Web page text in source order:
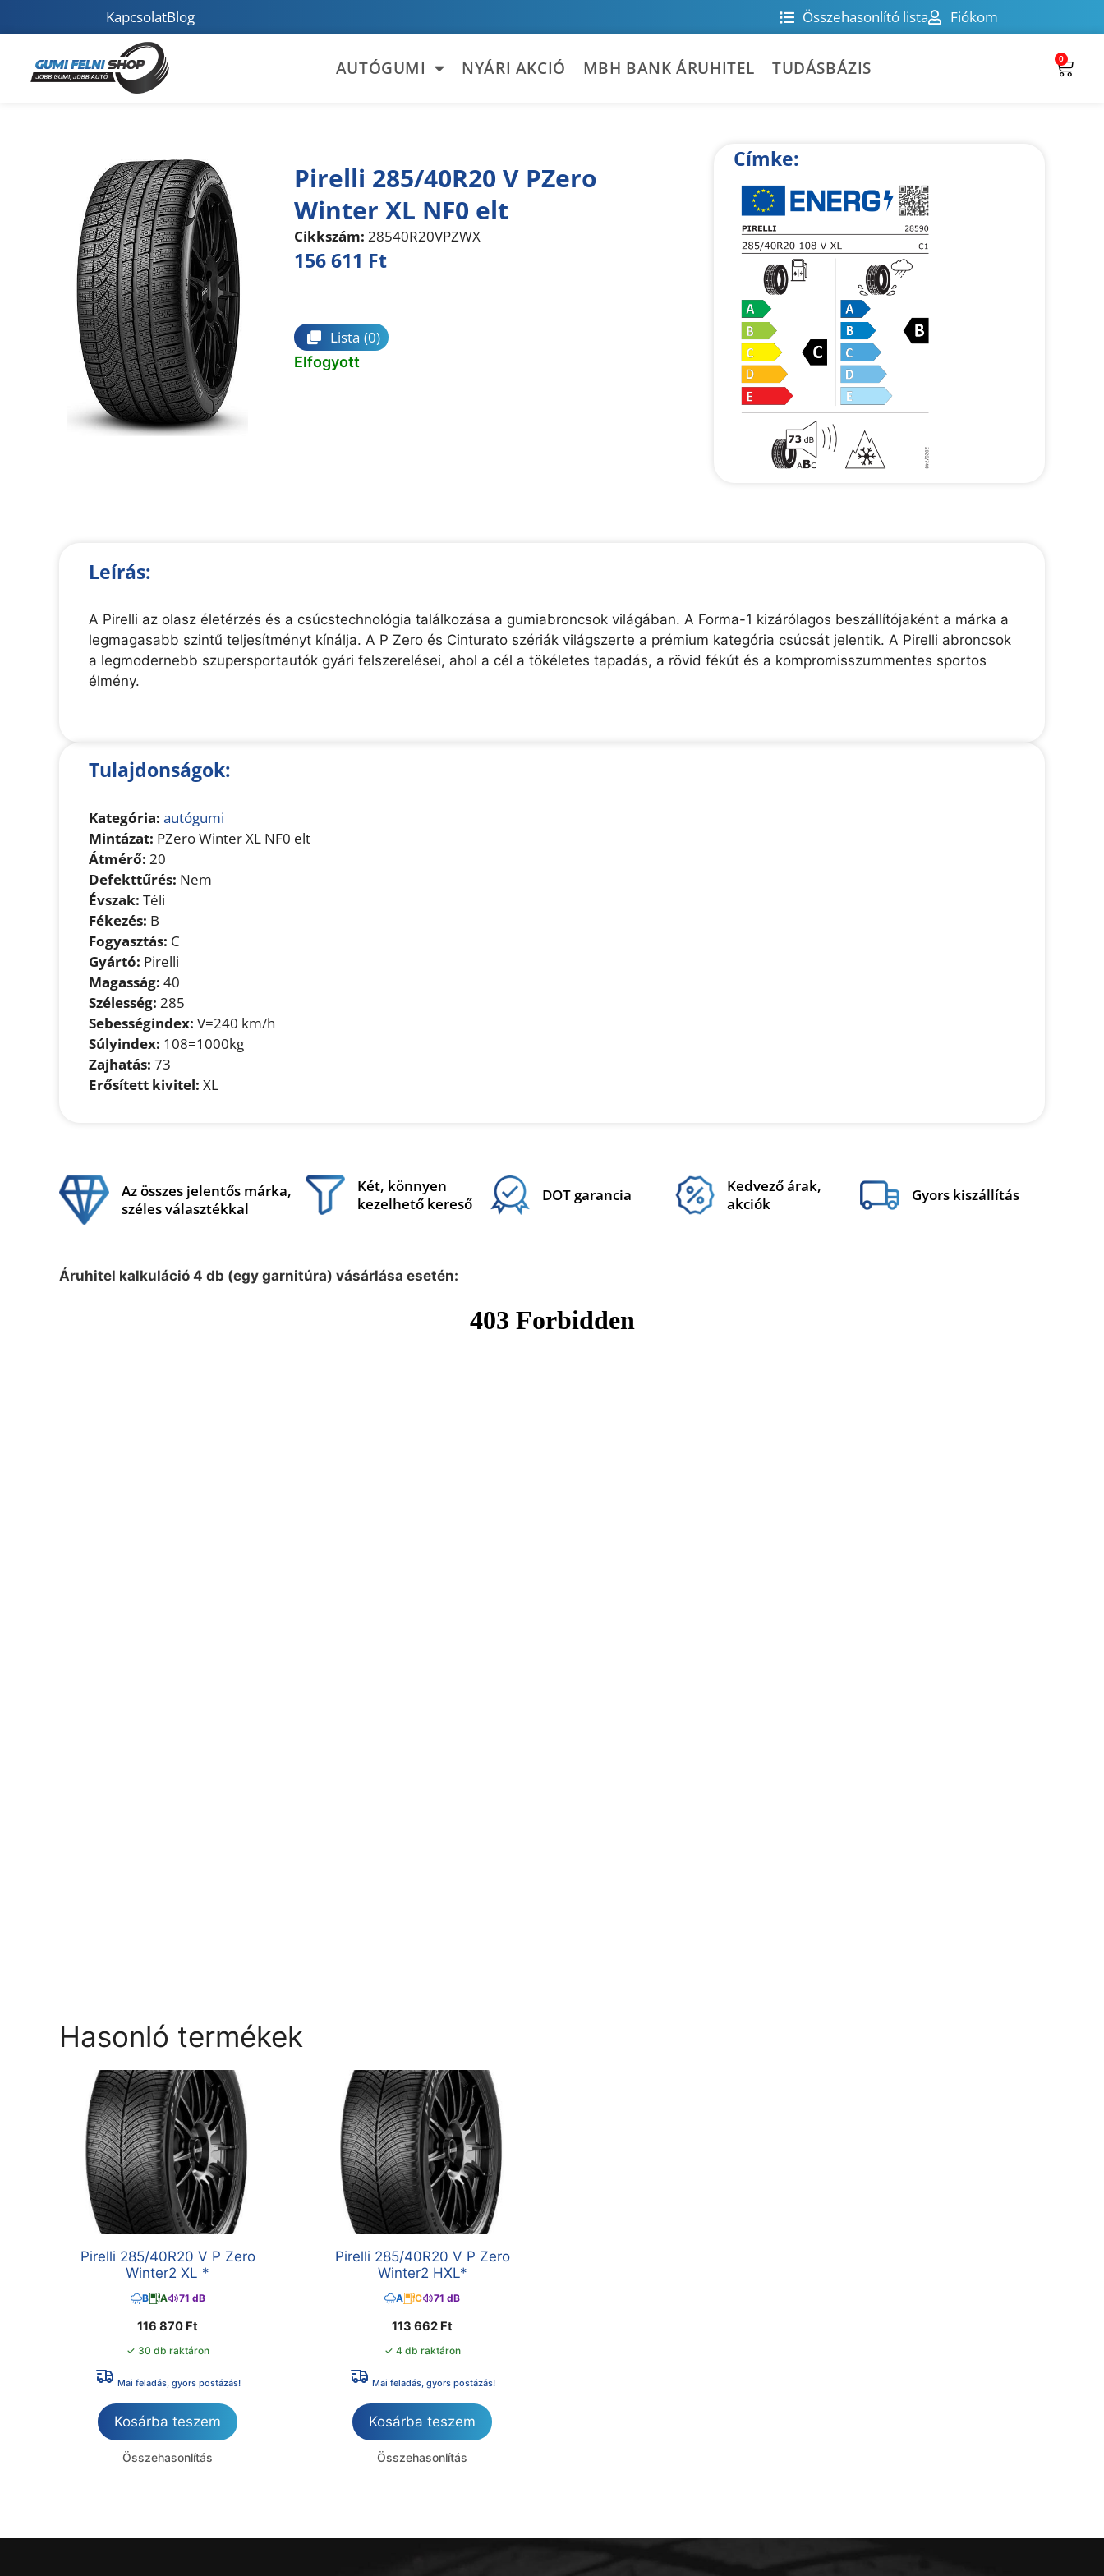
KapcsolatBlog Összehasonlító lista Fiókom
AUTÓGUMI NYÁRI AKCIÓ MBH BANK ÁRUHITEL TUDÁSBÁZIS 0
Pirelli 285/40R20 V PZero
Winter XL NF0 elt
Cikkszám: 28540R20VPZWX
156 611 Ft
Lista (0)
Elfogyott
Címke:
Leírás:
A Pirelli az olasz életérzés és a csúcstechnológia találkozása a gumiabroncsok világában. A Forma-1 kizárólagos beszállítójaként a márka a
legmagasabb szintű teljesítményt kínálja. A P Zero és Cinturato szériák világszerte a prémium kategória csúcsát jelentik. A Pirelli abroncsok
a legmodernebb szupersportautók gyári felszerelései, ahol a cél a tökéletes tapadás, a rövid fékút és a kompromisszummentes sportos
élmény.
Tulajdonságok:
Kategória: autógumi
Mintázat: PZero Winter XL NF0 elt
Átmérő: 20
Defekttűrés: Nem
Évszak: Téli
Fékezés: B
Fogyasztás: C
Gyártó: Pirelli
Magasság: 40
Szélesség: 285
Sebességindex: V=240 km/h
Súlyindex: 108=1000kg
Zajhatás: 73
Erősített kivitel: XL
Az összes jelentős márka,
széles választékkal
Két, könnyen
kezelhető kereső
DOT garancia
Kedvező árak,
akciók
Gyors kiszállítás
Áruhitel kalkuláció 4 db (egy garnitúra) vásárlása esetén:
Hasonló termékek
Pirelli 285/40R20 V P Zero
Winter2 XL *
B A 71 dB
116 870 Ft
✓ 30 db raktáron
Mai feladás, gyors postázás!
Kosárba teszem
Összehasonlítás
Pirelli 285/40R20 V P Zero
Winter2 HXL*
A C 71 dB
113 662 Ft
✓ 4 db raktáron
Mai feladás, gyors postázás!
Kosárba teszem
Összehasonlítás